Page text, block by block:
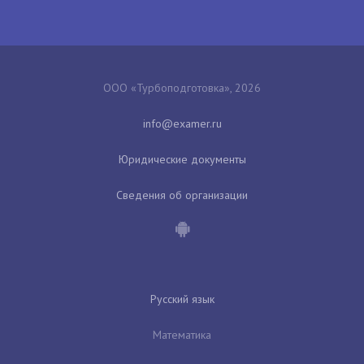
ООО «Турбоподготовка», 2026
Юридические документы
Сведения об организации
Русский язык
Математика